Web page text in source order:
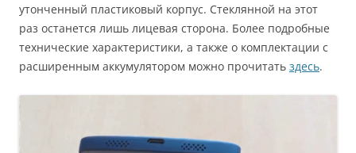
утонченный пластиковый корпус. Стеклянной на этот
раз останется лишь лицевая сторона. Более подробные
технические характеристики, а также о комплектации с
расширенным аккумулятором можно прочитать здесь.